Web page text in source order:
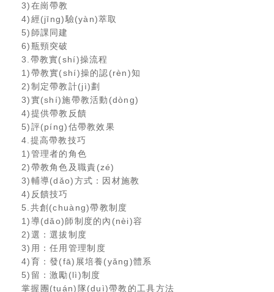
3)在崗帶教
4)經(jīng)驗(yàn)萃取
5)師課同建
6)瓶頸突破
3.帶教實(shí)操流程
1)帶教實(shí)操的認(rèn)知
2)制定帶教計(jì)劃
3)實(shí)施帶教活動(dòng)
4)提供帶教反饋
5)評(píng)估帶教效果
4.提高帶教技巧
1)管理者的角色
2)帶教角色及職責(zé)
3)輔導(dǎo)方式：因材施教
4)反饋技巧
5.共創(chuàng)帶教制度
1)導(dǎo)師制度的內(nèi)容
2)選：選拔制度
3)用：任用管理制度
4)育：發(fā)展培養(yǎng)體系
5)留：激勵(lì)制度
掌握團(tuán)隊(duì)帶教的工具方法